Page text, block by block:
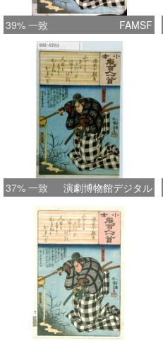
39% 一致 FAMSF
37% 一致 演劇博物館デジタル